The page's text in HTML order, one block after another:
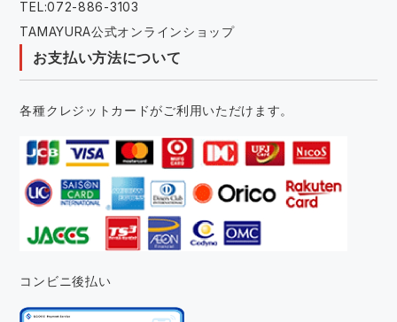
TEL:072-886-3103
TAMAYURA公式オンラインショップ
お支払い方法について
各種クレジットカードがご利用いただけます。
コンビニ後払い